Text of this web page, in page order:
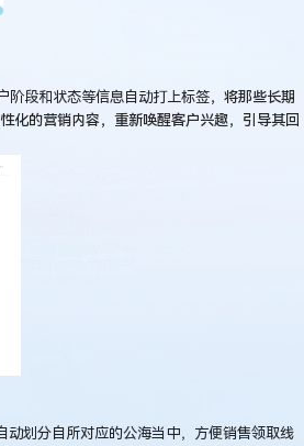
阶段和状态等信息自动打上标签，将那些长期
化的营销内容，重新唤醒客户兴趣，引导其回
划分自所对应的公海当中，方便销售领取线